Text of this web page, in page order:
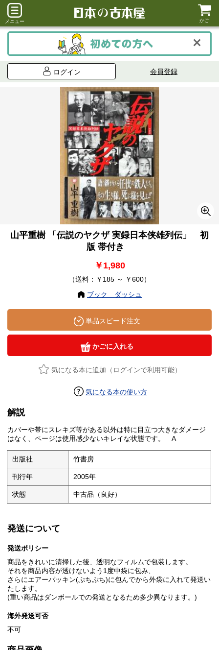
メニュー かご
ログイン 会員登録
山平重樹 「伝説のヤクザ 実録日本侠雄列伝」 初
版 帯付き
￥1,980
（送料：￥185 ～ ￥600）
ブック ダッシュ
単品スピード注文
かごに入れる
気になる本に追加（ログインで利用可能）
気になる本の使い方
解説
カバーや帯にスレキズ等がある以外は特に目立つ大きなダメージ
はなく、ページは使用感少ないキレイな状態です。 A
出版社 竹書房
刊行年 2005年
状態 中古品（良好）
発送について
発送ポリシー
商品をきれいに清掃した後、透明なフィルムで包装します。
それを商品内容が透けないよう1度中袋に包み、
さらにエアーパッキン(ぷちぷち)に包んでから外袋に入れて発送い
たします。
(重い商品はダンボールでの発送となるため多少異なります。)
海外発送可否
不可